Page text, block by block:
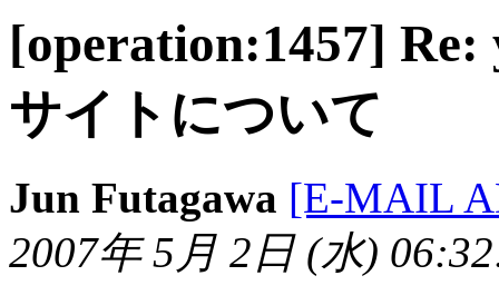
[operation:1457]
サイトについて
Jun Futagawa [E-MAIL
2007年 5月 2日 (水)